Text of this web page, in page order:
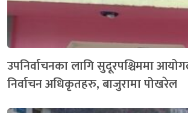
उपनिर्वाचनका लागि सुदूरपश्चिममा
निर्वाचन अधिकृतहरु, बाजुरामा पोखरेल